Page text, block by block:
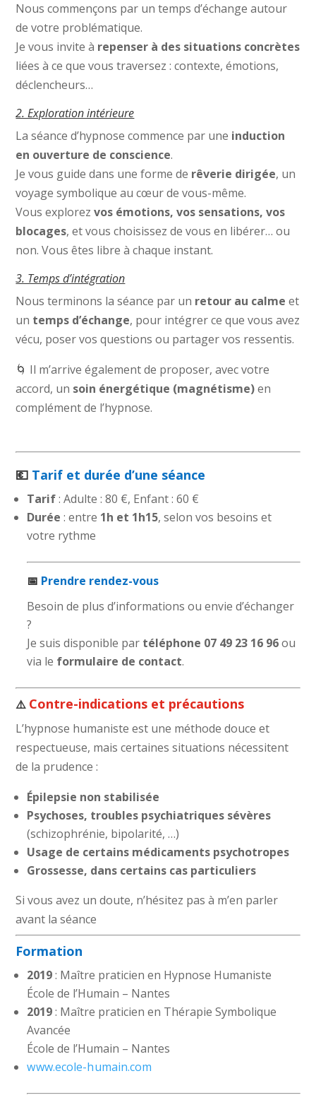
Nous commençons par un temps d’échange autour
de votre problématique.
Je vous invite à repenser à des situations concrètes
liées à ce que vous traversez : contexte, émotions,
déclencheurs…
2. Exploration intérieure
La séance d’hypnose commence par une induction
en ouverture de conscience.
Je vous guide dans une forme de rêverie dirigée, un
voyage symbolique au cœur de vous-même.
Vous explorezvos émotions, vos sensations, vos
blocages, et vous choisissez de vous en libérer… ou
non. Vous êtes libre à chaque instant.
3. Temps d’intégration
Nous terminons la séance par un retour au calme et
un temps d’échange, pour intégrer ce que vous avez
vécu, poser vos questions ou partager vos ressentis.
🌀 Il m’arrive également de proposer, avec votre
accord, un soin énergétique (magnétisme)en
complément de l’hypnose.
💶 Tarif et durée d’une séance
Tarif: Adulte : 80 €, Enfant : 60 €
Durée : entre 1h et 1h15, selon vos besoins et
votre rythme
📅 Prendre rendez-vous
Besoin de plus d’informations ou envie d’échanger
?
Je suis disponible par téléphone 07 49 23 16 96ou
via le formulaire de contact.
⚠️ Contre-indications et précautions
L’hypnose humaniste est une méthode douce et
respectueuse, mais certaines situations nécessitent
de la prudence :
Épilepsie non stabilisée
Psychoses, troubles psychiatriques sévères
(schizophrénie, bipolarité, …)
Usage de certains médicaments psychotropes
Grossesse, dans certains cas particuliers
Si vous avez un doute, n’hésitez pas à m’en parler
avant la séance
Formation
2019: Maître praticien en Hypnose Humaniste
École de l’Humain – Nantes
2019: Maître praticien en Thérapie Symbolique
Avancée
École de l’Humain – Nantes
www.ecole-humain.com